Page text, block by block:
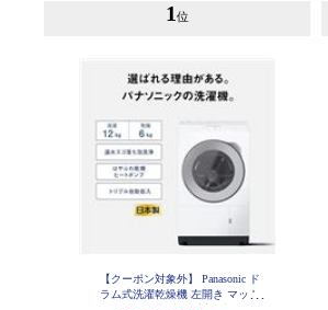
1 位
【クーポン対象外】 Panasonic ド
ラム式洗濯乾燥機 左開き マット